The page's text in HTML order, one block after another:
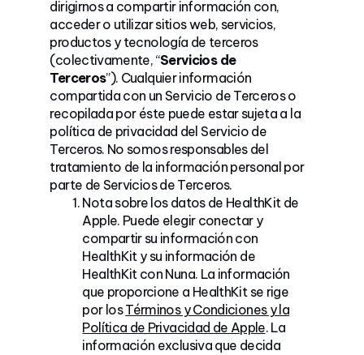
dirigirnos a compartir información con,
acceder o utilizar sitios web, servicios,
productos y tecnología de terceros
(colectivamente, “Servicios de
Terceros”). Cualquier información
compartida con un Servicio de Terceros o
recopilada por éste puede estar sujeta a la
política de privacidad del Servicio de
Terceros. No somos responsables del
tratamiento de la información personal por
parte de Servicios de Terceros.
Nota sobre los datos de HealthKit de
Apple. Puede elegir conectar y
compartir su información con
HealthKit y su información de
HealthKit con Nuna. La información
que proporcione a HealthKit se rige
por losTérminos y Condiciones y la
Política de Privacidad de Apple. La
información exclusiva que decida